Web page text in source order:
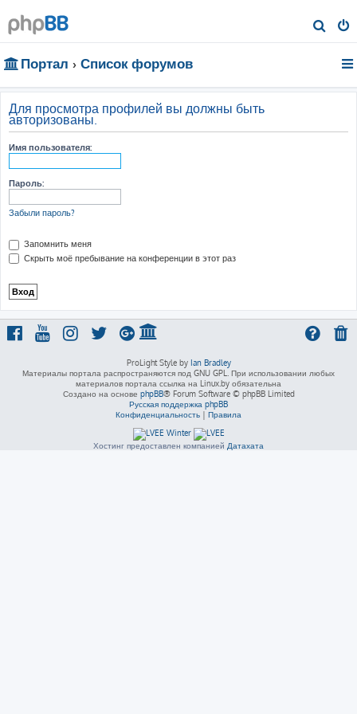
о
Портал Список форумов
Для просмотра профилей вы должны быть
авторизованы.
Имя пользователя:
Пароль:
Забыли пароль?
Запомнить меня
Скрыть моё пребывание на конференции в этот раз
ProLight Style by Ian Bradley
Материалы портала распространяются под GNU GPL. При использовании любых
материалов портала ссылка на Linux.by обязательна
Создано на основе phpBB® Forum Software © phpBB Limited
Русская поддержка phpBB
Конфиденциальность | Правила
Хостинг предоставлен компанией Датахата